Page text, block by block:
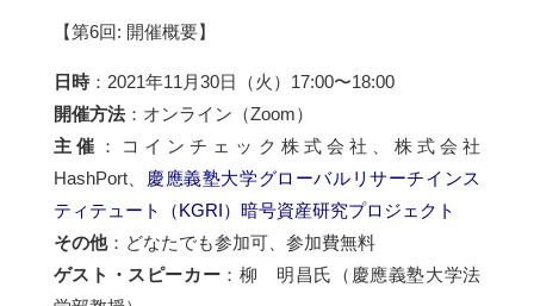
【第6回: 開催概要】
日時：2021年11月30日（火）17:00〜18:00
開催方法：オンライン（Zoom）
主催 ：コインチェック株式会社、株式会社
HashPort、
慶應義塾大学グローバルリサーチインス
ティテュート（KGRI）暗号資産研究プロジェクト
その他：どなたでも参加可、参加費無料
ゲスト・スピーカー ：柳 明昌氏（慶應義塾大学法